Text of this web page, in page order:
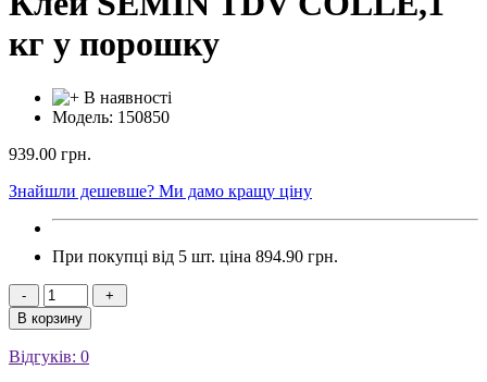
кг у порошку
В наявності
Модель: 150850
939.00 грн.
Знайшли дешевше? Ми дамо кращу ціну
При покупці від 5 шт. ціна 894.90 грн.
-
+
В корзину
Відгуків: 0